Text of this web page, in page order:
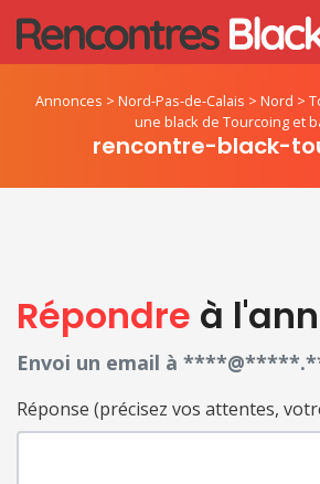
Annonces > Nord-Pas-de-Calais > Nord >
une black de Tourcoing et
rencontre-black-
Répondre à
Envoi un email à
Réponse (précisez vos attentes,